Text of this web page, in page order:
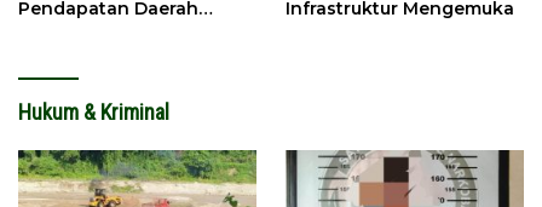
Pendapatan Daerah
Infrastruktur Mengemuka
Hukum & Kriminal